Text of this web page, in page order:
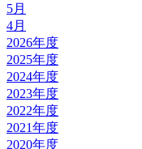
5月
4月
2026年度
2025年度
2024年度
2023年度
2022年度
2021年度
2020年度